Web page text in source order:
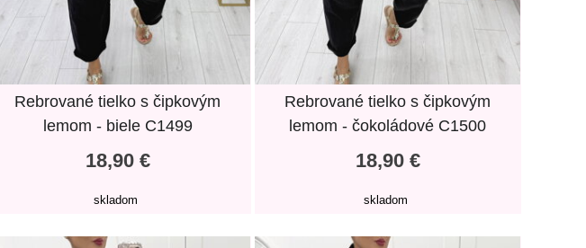
Rebrované tielko s čipkovým
lemom - biele C1499
18,90 €
skladom
Rebrované tielko s čipkovým
lemom - čokoládové C1500
18,90 €
skladom